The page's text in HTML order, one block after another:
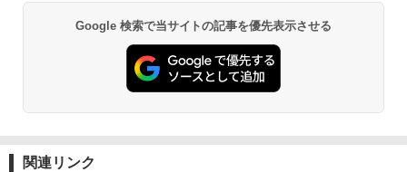
Google 検索で当サイトの記事を優先表示させる
関連リンク